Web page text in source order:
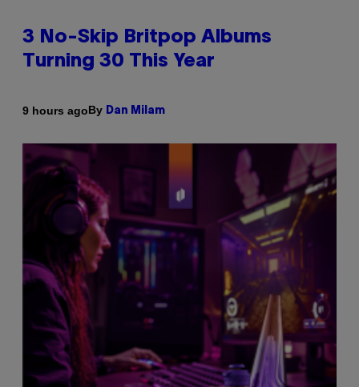
3 No-Skip Britpop Albums
Turning 30 This Year
9 hours agoBy Dan Milam